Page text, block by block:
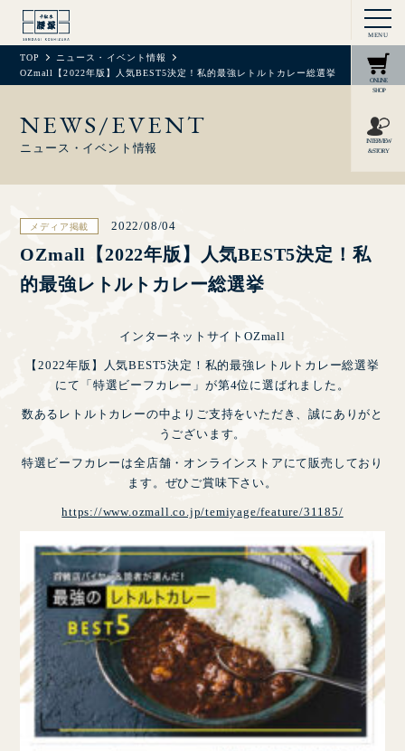
MENU
ONLINE
SHOP
INTERVIEW
& STORY
TOP
ニュース・イベント情報
OZmall【2022年版】人気BEST5決定！私的最強レトルトカレー総選挙
NEWS/EVENT
ニュース・イベント情報
メディア掲載 2022/08/04
OZmall【2022年版】人気BEST5決定！私
的最強レトルトカレー総選挙
インターネットサイトOZmall
【2022年版】人気BEST5決定！私的最強レトルトカレー総選挙
にて「特選ビーフカレー」が第4位に選ばれました。
数あるレトルトカレーの中よりご支持をいただき、誠にありがと
うございます。
特選ビーフカレーは全店舗・オンラインストアにて販売しており
ます。ぜひご賞味下さい。
https://www.ozmall.co.jp/temiyage/feature/31185/